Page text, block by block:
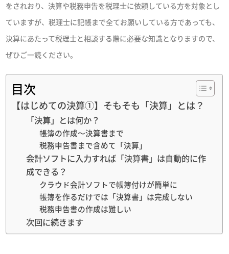
をされおり、決算や税務申告を税理士に依頼している方を対象とし
ていますが、税理士に記帳まで全てお願いしている方であっても、
決算にあたって税理士と相談する際に必要な知識となりますので、
ぜひご一読ください。
目次
【はじめての決算①】そもそも「決算」とは？
「決算」とは何か？
帳簿の作成〜決算書まで
税務申告書まで含めて「決算」
会計ソフトに入力すれば「決算書」は自動的に作
成できる？
クラウド会計ソフトで帳簿付けが簡単に
帳簿を作るだけでは「決算書」は完成しない
税務申告書の作成は難しい
次回に続きます